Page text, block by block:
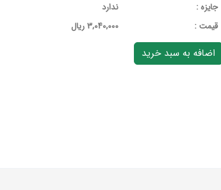
جایزه :
ندارد
قيمت :
3,040,000 ریال